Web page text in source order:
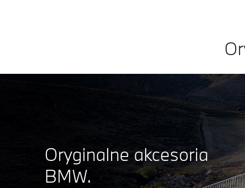
Oryginalne akcesoria
BMW.